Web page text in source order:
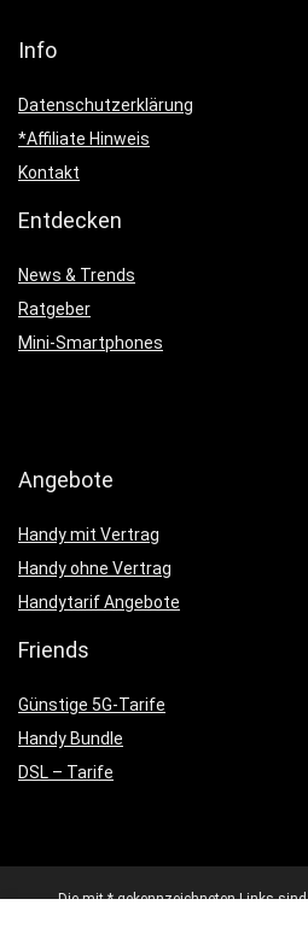
Info
Datenschutzerklärung
*Affiliate Hinweis
Kontakt
Entdecken
News & Trends
Ratgeber
Mini-Smartphones
Angebote
Handy mit Vertrag
Handy ohne Vertrag
Handytarif Angebote
Friends
Günstige 5G-Tarife
Handy Bundle
DSL – Tarife
Die mit * gekennzeichneten Links